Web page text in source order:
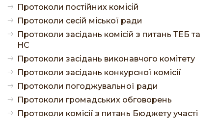
Протоколи постійних комісій
Протоколи сесій міської ради
Протоколи засідань комісій з питань ТЕБ та
НС
Протоколи засідань виконавчого комітету
Протоколи засідань конкурсної комісії
Протоколи погоджувальної ради
Протоколи громадських обговорень
Протоколи комісії з питань Бюджету участі